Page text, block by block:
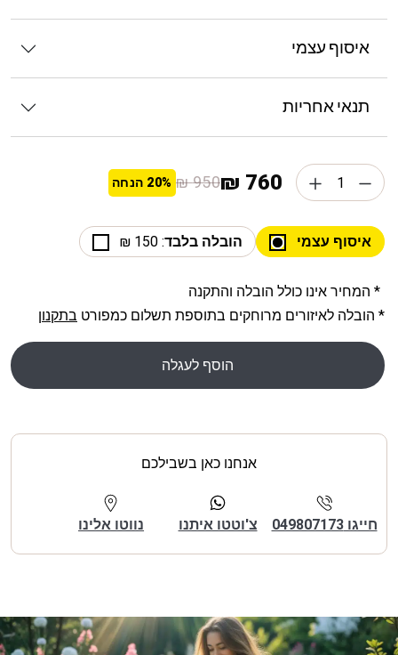
איסוף עצמי
תנאי אחריות
760 ₪
950 ₪
20% הנחה
איסוף עצמי הובלה בלבד: 150 ₪
* המחיר אינו כולל הובלה והתקנה
* הובלה לאיזורים מרוחקים בתוספת תשלום כמפורט בתקנון
הוסף לעגלה
אנחנו כאן בשבילכם
חייגו 049807173 צ'וטטו איתנו נווטו אלינו